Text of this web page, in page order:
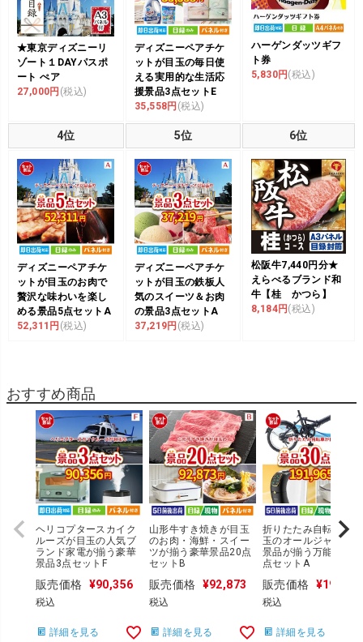
★東京ディズニーリ
ゾート１DAYパスポ
ート ぺア
27,000円 (税込)
ディズニーペアチケ
ットが目玉の毎日使
える実用的な生活応
援景品3点セットE
35,558円 (税込)
ハーゲンダッツギフ
ト券
5,830円(税込)
4位 5位 6位
ディズニーペアチケ
ットが目玉のお肉で
贅沢な味わいを楽し
める景品5点セットA
52,311円 (税込)
ディズニーペアチケ
ットが目玉の鉄板人
気のスイーツ＆お肉
の景品3点セットA
37,219円 (税込)
松阪牛7,440円分★
えらべるブランド和
牛【桂 かつら】
8,184円 (税込)
おすすめ商品
ヘリコプタースカイク
ルーズが目玉の人気ブ
ランド家電が揃う豪華
景品3点セットF
販売価格 ¥90,356
税込
詳細を見る
山形牛すき焼きが目玉
のお肉・海鮮・スイー
ツが揃う豪華景品20点
セットB
販売価格 ¥92,873
税込
詳細を見る
折りたたみ自転車が目
玉のオールジャンルの
景品が揃う万能景品
点セットA
販売価格 ¥
税込
詳細を見る